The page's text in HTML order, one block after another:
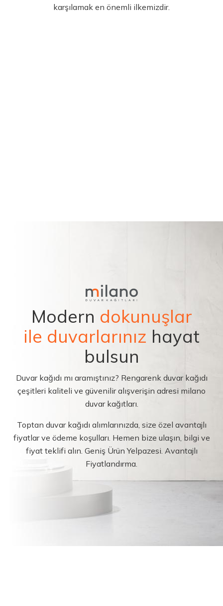
karşılamak en önemli ilkemizdir.
Modern dokunuşlar
ile duvarlarınız hayat
bulsun
Duvar kağıdı mı aramıştınız? Rengarenk duvar kağıdı
çeşitleri kaliteli ve güvenilir alışverişin adresi milano
duvar kağıtları.
Toptan duvar kağıdı alımlarınızda, size özel avantajlı
fiyatlar ve ödeme koşulları. Hemen bize ulaşın, bilgi ve
fiyat teklifi alın. Geniş Ürün Yelpazesi. Avantajlı
Fiyatlandırma.